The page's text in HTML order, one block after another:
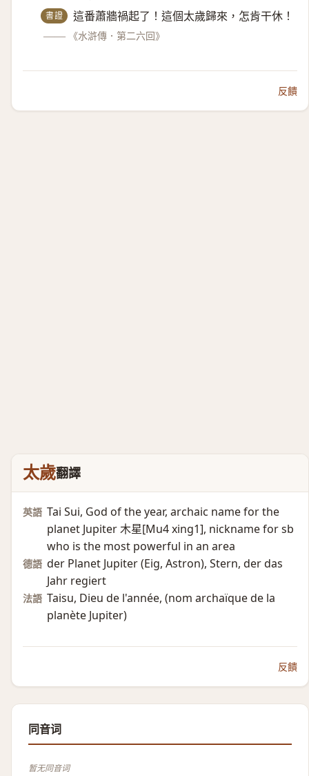
書證
這番蕭牆禍起了！這個太歲歸來，怎肯干休！
——
《水滸傳．第二六回》
反饋
太歲翻譯
英語 Tai Sui, God of the year, archaic name for the
planet Jupiter 木星[Mu4 xing1], nickname for sb
who is the most powerful in an area
德語 der Planet Jupiter (Eig, Astron)​, Stern, der das
Jahr regiert
法語 Taisu, Dieu de l'année, (nom archaïque de la
planète Jupiter)​
反饋
同音词
暂无同音词